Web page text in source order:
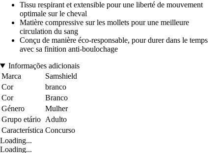
Tissu respirant et extensible pour une liberté de mouvement
optimale sur le cheval
Matière compressive sur les mollets pour une meilleure
circulation du sang
Conçu de manière éco-responsable, pour durer dans le temps
avec sa finition anti-boulochage
Informações adicionais
Marca
Samshield
Cor
branco
Cor
Branco
Género
Mulher
Grupo etário Adulto
Característica Concurso
Loading...
Loading...